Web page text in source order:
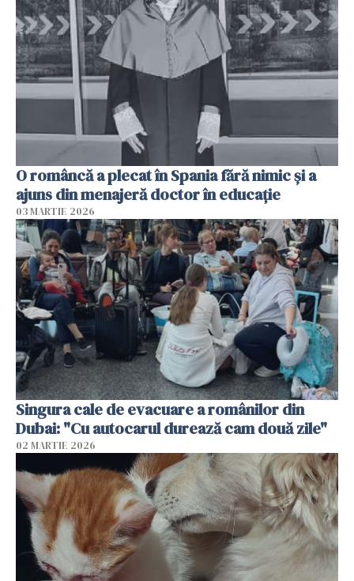
O româncă a plecat în Spania fără nimic și a
ajuns din menajeră doctor în educație
03 MARTIE 2026
Singura cale de evacuare a românilor din
Dubai: "Cu autocarul durează cam două zile"
02 MARTIE 2026